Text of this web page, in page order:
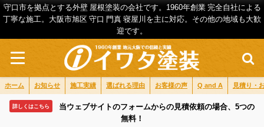
守口市を拠点とする外壁 屋根塗装の会社です。1960年創業 完全自社による
丁寧な施工。大阪市旭区 守口 門真 寝屋川を主に対応。その他の地域も大歓
迎です。
ホーム お知らせ 施工実績 選ばれる理由 お客様の声 Q and A 見積り・
詳しくはこちら
当ウェブサイトのフォームからの見積依頼の場合、5つの
無料！